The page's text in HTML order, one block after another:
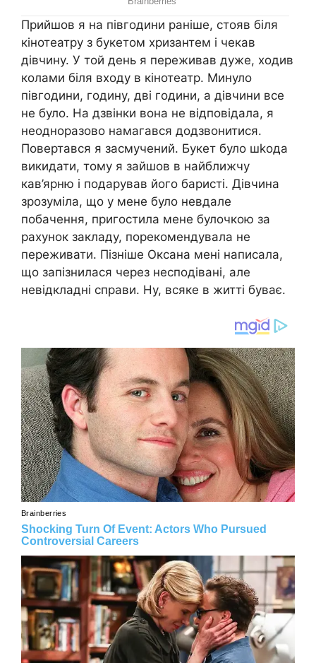
Прийшов я на півгодини раніше, стояв біля
кінотеатру з букетом хризантем і чекав
дівчину. У той день я переживав дуже, ходив
колами біля входу в кінотеатр. Минуло
півгодини, годину, дві години, а дівчини все
не було. На дзвінки вона не відповідала, я
неодноразово намагався додзвонитися.
Повертався я засмучений. Букет було шkода
викидати, тому я зайшов в найближчу
кав’ярню і подарував його баристі. Дівчина
зрозуміла, що у мене було невдале
побачення, пригостила мене булочкою за
рахунок закладу, порекомендувала не
переживати. Пізніше Оксана мені написала,
що запізнилася через несподівані, але
невідкладні справи. Ну, всяке в житті буває.